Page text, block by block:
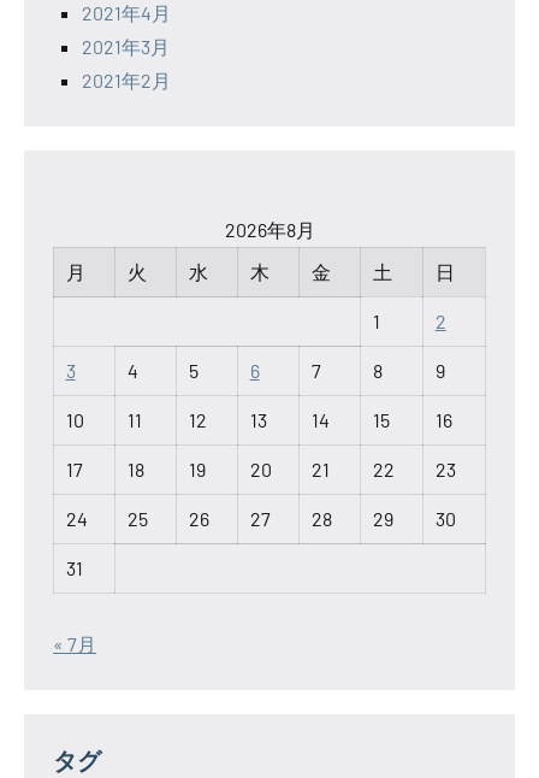
2021年4月
2021年3月
2021年2月
2026年8月
月
火 水 木 金 土 日
1 2
3 4 5 6 7 8 9
10 11 12 13 14 15 16
17 18 19 20 21 22 23
24 25 26 27 28 29 30
31
« 7月
タグ